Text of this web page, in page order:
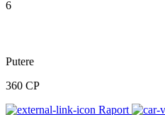
6
Putere
360 CP
Raport